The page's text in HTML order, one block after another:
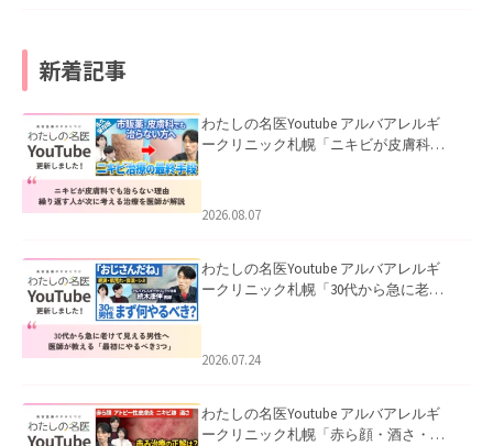
新着記事
わたしの名医Youtube アルバアレルギ
ークリニック札幌「ニキビが皮膚科で
ました。
2026.08.07
わたしの名医Youtube アルバアレルギ
ークリニック札幌「30代から急に老け
た。
2026.07.24
わたしの名医Youtube アルバアレルギ
ークリニック札幌「赤ら顔・酒さ・ニ